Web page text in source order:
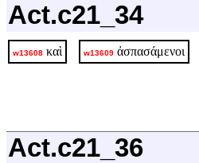
Act.c21_34
w13608 καὶ w13609 ἀσπασάμενοι
Act.c21_36